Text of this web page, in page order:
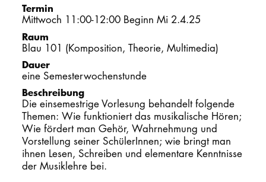
Termin
Mittwoch 11:00-12:00 Beginn Mi 2.4.25
Raum
Blau 101 (Komposition, Theorie, Multimedia)
Dauer
eine Semesterwochenstunde
Beschreibung
Die einsemestrige Vorlesung behandelt folgende
Themen: Wie funktioniert das musikalische Hören;
Wie fördert man Gehör, Wahrnehmung und
Vorstellung seiner SchülerInnen; wie bringt man
ihnen Lesen, Schreiben und elementare Kenntnisse
der Musiklehre bei.
myCampus
Online-